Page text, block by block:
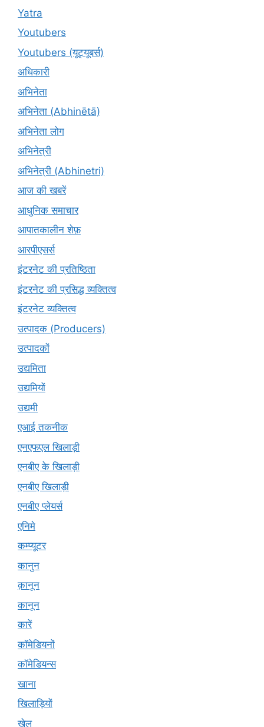
Yatra
Youtubers
Youtubers (यूट्यूबर्स)
अधिकारी
अभिनेता
अभिनेता (Abhinētā)
अभिनेता लोग
अभिनेत्री
अभिनेत्री (Abhinetri)
आज की खबरें
आधुनिक समाचार
आपातकालीन शेफ़
आरपीएसर्स
इंटरनेट की प्रतिष्ठिता
इंटरनेट की प्रसिद्ध व्यक्तित्व
इंटरनेट व्यक्तित्व
उत्पादक (Producers)
उत्पादकों
उद्यमिता
उद्यमियों
उद्यमी
एआई तकनीक
एनएफएल खिलाड़ी
एनबीए के खिलाड़ी
एनबीए खिलाड़ी
एनबीए प्लेयर्स
एनिमे
कम्प्यूटर
कानुन
क़ानून
कानून
कारें
कॉमेडियनों
कॉमेडियन्स
खाना
खिलाड़ियों
खेल